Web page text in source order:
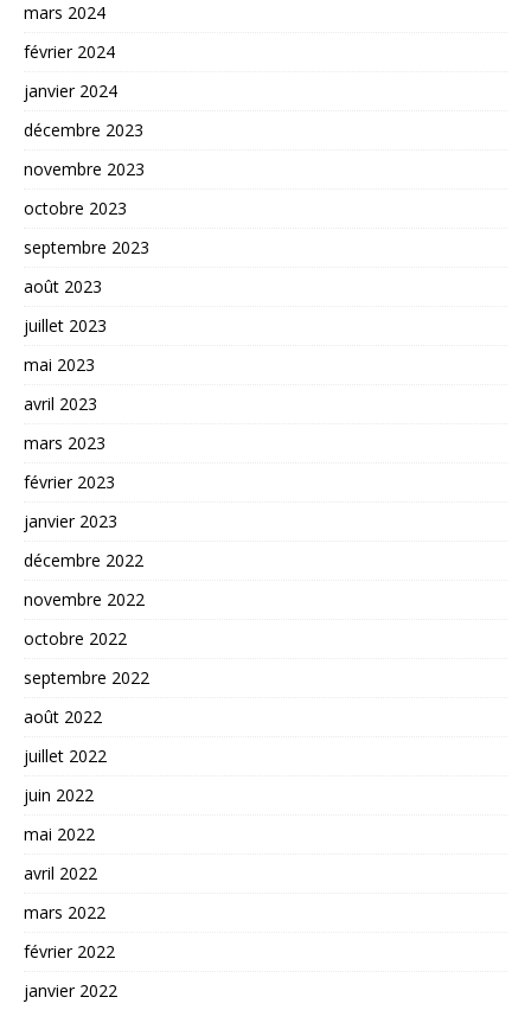
mars 2024
février 2024
janvier 2024
décembre 2023
novembre 2023
octobre 2023
septembre 2023
août 2023
juillet 2023
mai 2023
avril 2023
mars 2023
février 2023
janvier 2023
décembre 2022
novembre 2022
octobre 2022
septembre 2022
août 2022
juillet 2022
juin 2022
mai 2022
avril 2022
mars 2022
février 2022
janvier 2022